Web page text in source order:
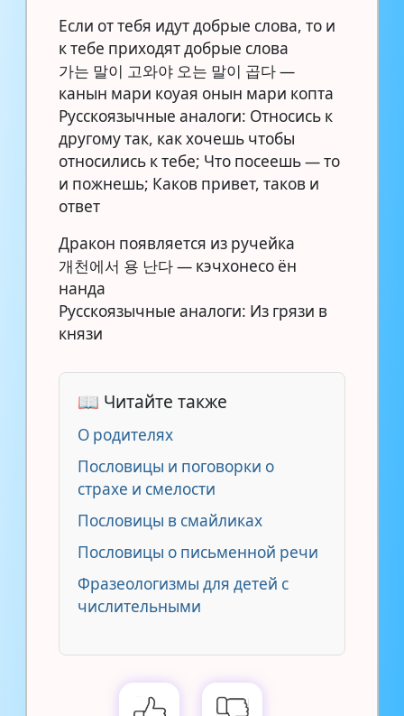
Если от тебя идут добрые слова, то и
к тебе приходят добрые слова
가는 말이 고와야 오는 말이 곱다 —
канын мари коуая онын мари копта
Русскоязычные аналоги: Относись к
другому так, как хочешь чтобы
относились к тебе; Что посеешь — то
и пожнешь; Каков привет, таков и
ответ
Дракон появляется из ручейка
개천에서 용 난다 — кэчхонесо ён
нанда
Русскоязычные аналоги: Из грязи в
князи
📖 Читайте также
О родителях
Пословицы и поговорки о
страхе и смелости
Пословицы в смайликах
Пословицы о письменной речи
Фразеологизмы для детей с
числительными